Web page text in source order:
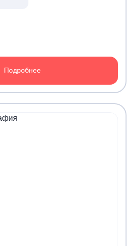
Подробнее